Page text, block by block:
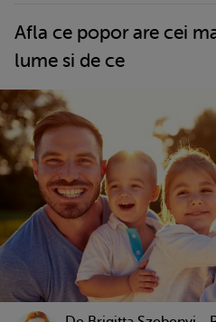
Afla ce popor are cei
lume si de ce